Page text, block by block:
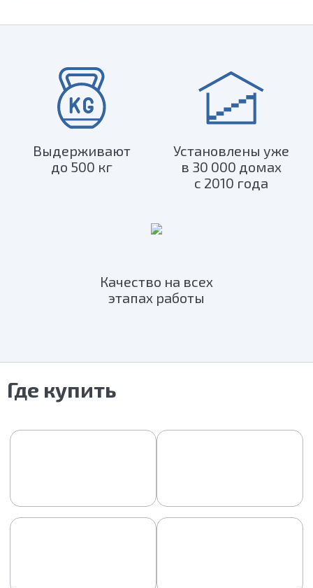
Выдерживают
до 500 кг
Установлены уже
в 30 000 домах
с 2010 года
Качество на всех
этапах работы
Где купить